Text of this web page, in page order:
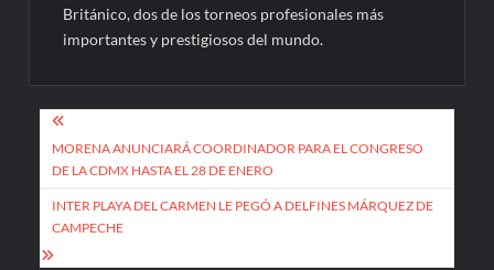
Británico, dos de los torneos profesionales más
importantes y prestigiosos del mundo.
Navegación
de
entradas
MORENA ANUNCIARÁ COORDINADOR PARA EL CONGRESO
DE LA CDMX HASTA EL 28 DE ENERO
INTER PLAYA DEL CARMEN LE PEGÓ A DELFINES MÁRQUEZ DE
CAMPECHE